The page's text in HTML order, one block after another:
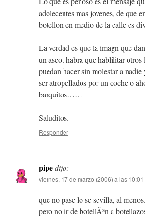
adolecentes mas jovenes, de que
botellon en medio de la calle es
La verdad es que la imagn que
un asco. habra que hablilitar otros
puedan hacer sin molestar a
ser atropellados por un coche o
barquitos……
Saluditos.
Responder
pipedijo:
viernes, 17 de marzo (2006) a las 10:01
que no pase lo se sevilla, al
pero no ir de botellÃ³n a